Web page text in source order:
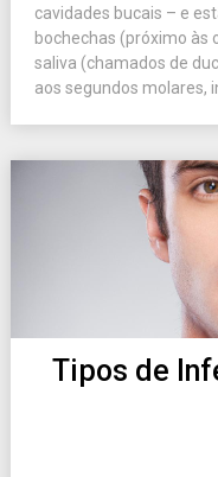
cavidades bucais – e
bochechas (próximo às
saliva (chamados de
aos segundos molares,
Tipos de